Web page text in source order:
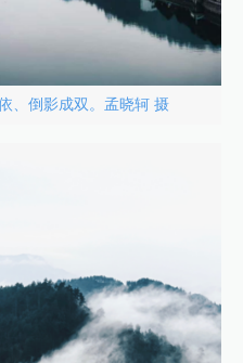
、倒影成双。孟晓轲 摄